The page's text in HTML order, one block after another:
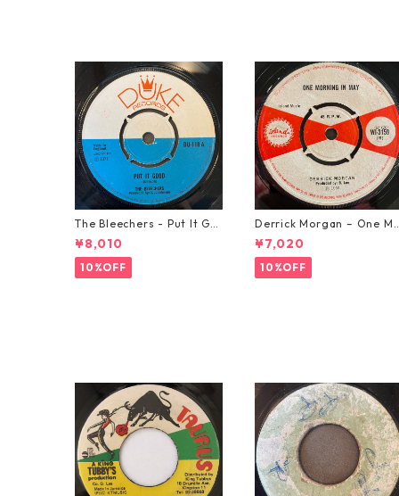
The Bleechers - Put It Go
od 【7-21637】
¥8,010
10%OFF
Derrick Morgan – One
rning In May【7-21653】
¥7,020
10%OFF